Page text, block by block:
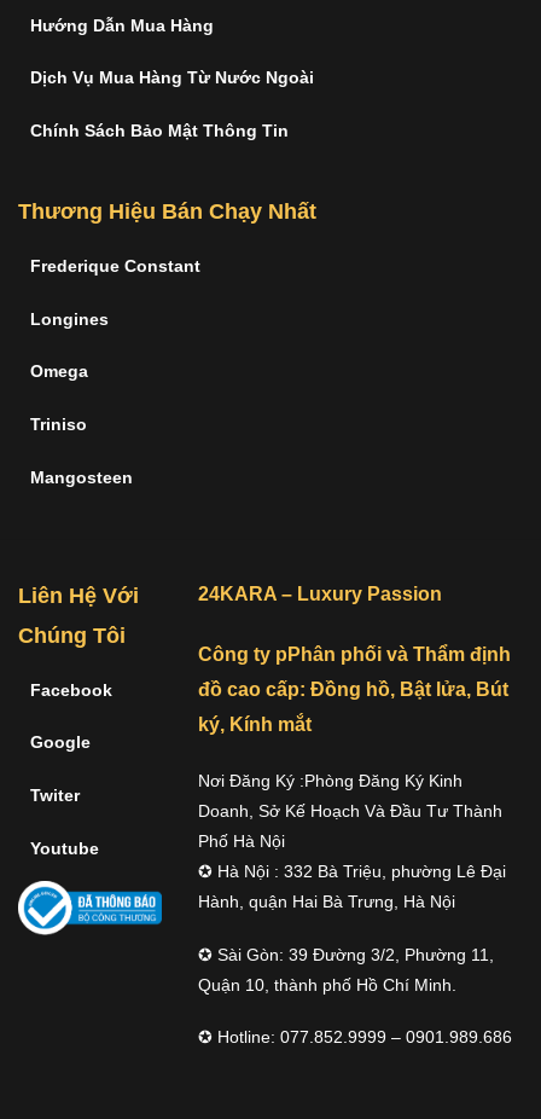
Hướng Dẫn Mua Hàng
Dịch Vụ Mua Hàng Từ Nước Ngoài
Chính Sách Bảo Mật Thông Tin
Thương Hiệu Bán Chạy Nhất
Frederique Constant
Longines
Omega
Triniso
Mangosteen
Liên Hệ Với
Chúng Tôi
Facebook
Google
Twiter
Youtube
24KARA – Luxury Passion
Công ty pPhân phối và Thẩm định
đồ cao cấp: Đồng hồ, Bật lửa, Bút
ký, Kính mắt
Nơi Đăng Ký :Phòng Đăng Ký Kinh
Doanh, Sở Kế Hoạch Và Đầu Tư Thành
Phố Hà Nội
✪ Hà Nội : 332 Bà Triệu, phường Lê Đại
Hành, quận Hai Bà Trưng, Hà Nội
✪ Sài Gòn: 39 Đường 3/2, Phường 11,
Quận 10, thành phố Hồ Chí Minh.
✪ Hotline: 077.852.9999 – 0901.989.686